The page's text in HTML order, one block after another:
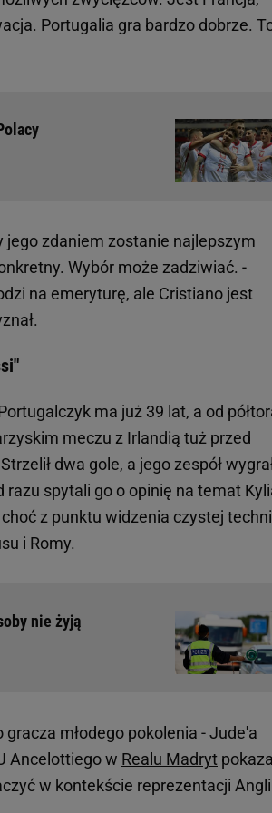
Portugalia gra bardzo dobrze.
jego zdaniem zostanie najlepszym
Wybór może zadziwiać. -
na emeryturę, ale Cristiano jest
ma już 39 lat, a od
meczu z Irlandią tuż przed
dwa gole, a jego zespół
spytali go o opinię na temat
z punktu widzenia czystej
i Romy.
nie żyją
młodego pokolenia - Jude'a
Ancelottiego w Realu Madryt
w kontekście reprezentacji